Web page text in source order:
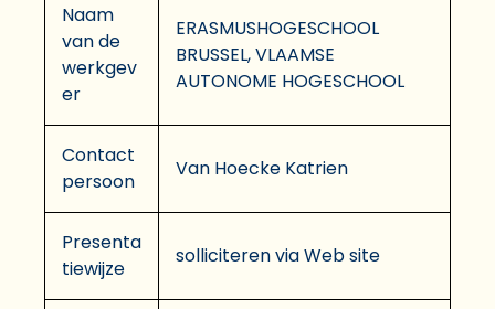
Naam
van de
werkgev
er
ERASMUSHOGESCHOOL
BRUSSEL, VLAAMSE
AUTONOME HOGESCHOOL
Contact
persoon
Van Hoecke Katrien
Presenta
tiewijze
solliciteren via Web site